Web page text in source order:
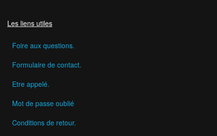
Les liens utiles
Foire aux questions.
Formulaire de contact.
Etre appelé.
Mot de passe oublié
Conditions de retour.